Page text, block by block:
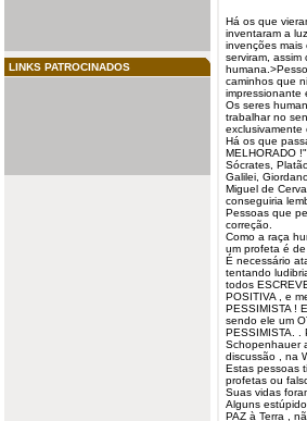
LINKS PATROCINADOS
Há os que
inventaram a
invenções
serviram,
humana.
caminhos que
impressionante
Os seres
trabalhar no
exclusivamente
Há os que
MELHORADO
Sócrates,
Galilei,
Miguel de
conseguiria
Pessoas que
correção.
Como a raça
um profeta é
É necessário
tentando
todos
POSITIVA , e
PESSIMISTA !
sendo ele um
PESSIMISTA. .
Schopenhauer
discussão , na
Estas pessoas
profetas ou
Suas vidas
Alguns
PAZ à Terra ,